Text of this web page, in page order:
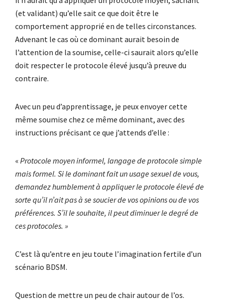
(et validant) qu’elle sait ce que doit être le
comportement approprié en de telles circonstances.
Advenant le cas où ce dominant aurait besoin de
l’attention de la soumise, celle-ci saurait alors qu’elle
doit respecter le protocole élevé jusqu’à preuve du
contraire.
Avec un peu d’apprentissage, je peux envoyer cette
même soumise chez ce même dominant, avec des
instructions précisant ce que j’attends d’elle :
« Protocole moyen informel, langage de protocole simple
mais formel. Si le dominant fait un usage sexuel de vous,
demandez humblement à appliquer le protocole élevé de
sorte qu’il n’ait pas à se soucier de vos opinions ou de vos
préférences. S’il le souhaite, il peut diminuer le degré de
ces protocoles. »
C’est là qu’entre en jeu toute l’imagination fertile d’un
scénario BDSM.
Question de mettre un peu de chair autour de l’os.